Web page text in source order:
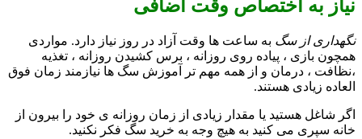
نیاز به اختصاص وقت اضافی
نگهداری از سگ به ساعت ها وقت آزاد در روز نیاز دارد. مواردی
همچون بازی ، پیاده روی روزانه ، برس کشیدن روزانه ، تغذیه
،نظافت ، درمان و از همه مهم تر آموزش سگ ها نیازمند زمان فوق
العاده زیادی هستند.
اگر شاغل هستید یا مقدار زیادی از زمان روزانه ی خود را بیرون از
خانه سپری می کنید به هیچ وجه به خرید سگ فکر نکنید.